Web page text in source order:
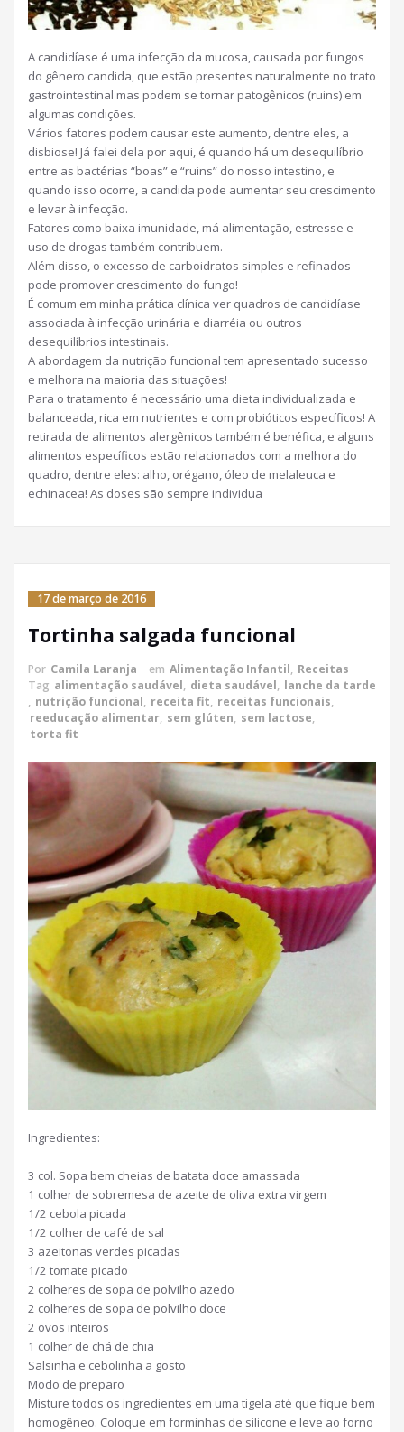
A candidíase é uma infecção da mucosa, causada por fungos
do gênero candida, que estão presentes naturalmente no trato
gastrointestinal mas podem se tornar patogênicos (ruins) em
algumas condições.
Vários fatores podem causar este aumento, dentre eles, a
disbiose! Já falei dela por aqui, é quando há um desequilíbrio
entre as bactérias “boas” e “ruins” do nosso intestino, e
quando isso ocorre, a candida pode aumentar seu crescimento
e levar à infecção.
Fatores como baixa imunidade, má alimentação, estresse e
uso de drogas também contribuem.
Além disso, o excesso de carboidratos simples e refinados
pode promover crescimento do fungo!
É comum em minha prática clínica ver quadros de candidíase
associada à infecção urinária e diarréia ou outros
desequilíbrios intestinais.
A abordagem da nutrição funcional tem apresentado sucesso
e melhora na maioria das situações!
Para o tratamento é necessário uma dieta individualizada e
balanceada, rica em nutrientes e com probióticos específicos! A
retirada de alimentos alergênicos também é benéfica, e alguns
alimentos específicos estão relacionados com a melhora do
quadro, dentre eles: alho, orégano, óleo de melaleuca e
echinacea! As doses são sempre individua
17 de março de 2016
Tortinha salgada funcional
Por Camila Laranja em Alimentação Infantil, Receitas
Tag alimentação saudável, dieta saudável, lanche da tarde
, nutrição funcional, receita fit, receitas funcionais,
reeducação alimentar, sem glúten, sem lactose,
torta fit
Ingredientes:
3 col. Sopa bem cheias de batata doce amassada
1 colher de sobremesa de azeite de oliva extra virgem
1/2 cebola picada
1/2 colher de café de sal
3 azeitonas verdes picadas
1/2 tomate picado
2 colheres de sopa de polvilho azedo
2 colheres de sopa de polvilho doce
2 ovos inteiros
1 colher de chá de chia
Salsinha e cebolinha a gosto
Modo de preparo
Misture todos os ingredientes em uma tigela até que fique bem
homogêneo. Coloque em forminhas de silicone e leve ao forno